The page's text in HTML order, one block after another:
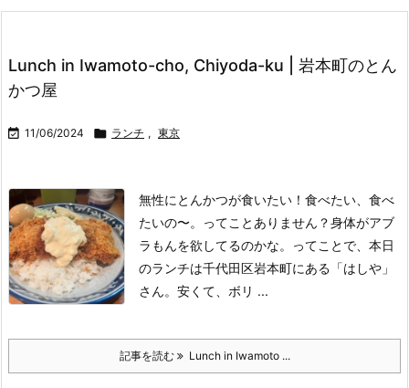
次へ
Lunch in Iwamoto-cho, Chiyoda-ku | 岩本町のとん
かつ屋
 11/06/2024  ランチ , 東京
無性にとんかつが食いたい！食べたい、食べ
たいの〜。
ってことありません？身体がアブ
ラもんを欲してるのかな。
ってことで、本日
のランチは千代田区岩本町にある「はしや」
さん。 安くて、ボリ ...
記事を読む Lunch in Iwamoto ...